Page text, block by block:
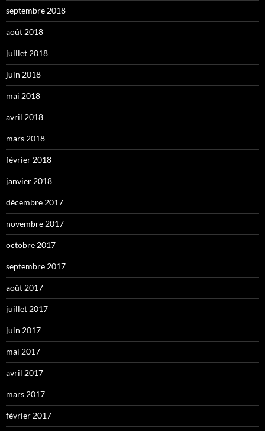
septembre 2018
août 2018
juillet 2018
juin 2018
mai 2018
avril 2018
mars 2018
février 2018
janvier 2018
décembre 2017
novembre 2017
octobre 2017
septembre 2017
août 2017
juillet 2017
juin 2017
mai 2017
avril 2017
mars 2017
février 2017